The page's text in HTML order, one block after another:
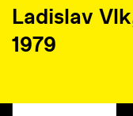
Ladislav
1979